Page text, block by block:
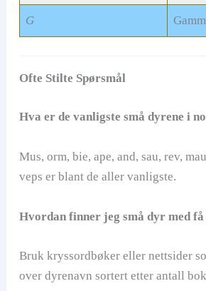
G
Ofte Stilte Spørsmål
Hva er de vanligste små dyrene i
Mus, orm, bie, ape, and, sau, rev,
veps er blant de aller vanligste.
Hvordan finner jeg små dyr med
Bruk kryssordbøker eller nettsider
over dyrenavn sortert etter antall